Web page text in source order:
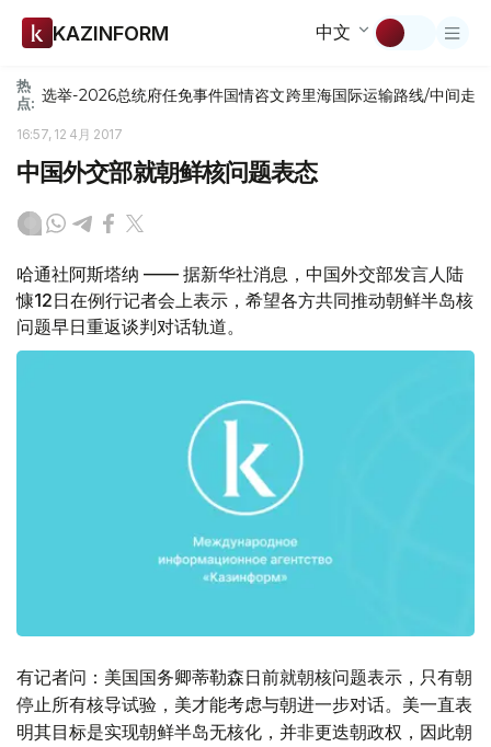
KAZINFORM 中文
热
点: 选举-2026总统府任免事件国情咨文跨里海国际运输路线/中间走廊
16:57, 12 4月 2017
中国外交部就朝鲜核问题表态
哈通社阿斯塔纳 —— 据新华社消息，中国外交部发言人陆
慷12日在例行记者会上表示，希望各方共同推动朝鲜半岛核
问题早日重返谈判对话轨道。
有记者问：美国国务卿蒂勒森日前就朝核问题表示，只有朝
停止所有核导试验，美才能考虑与朝进一步对话。美一直表
明其目标是实现朝鲜半岛无核化，并非更迭朝政权，因此朝